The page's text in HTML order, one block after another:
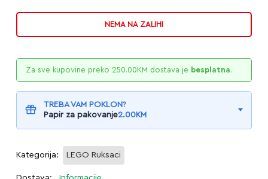
NEMA NA ZALIHI
Za sve kupovine preko 250.00KM dostava je besplatna.
TREBA VAM POKLON?
Papir za pakovanje2.00KM
Kategorija: LEGO Ruksaci